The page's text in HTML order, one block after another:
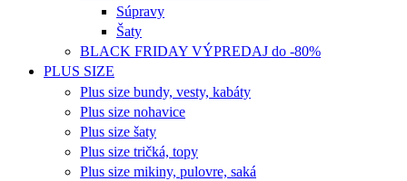
Súpravy
Šaty
BLACK FRIDAY VÝPREDAJ do -80%
PLUS SIZE
Plus size bundy, vesty, kabáty
Plus size nohavice
Plus size šaty
Plus size tričká, topy
Plus size mikiny, pulovre, saká